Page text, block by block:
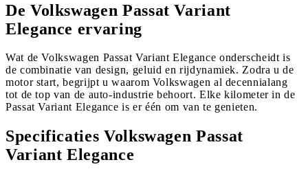
De Volkswagen Passat Variant
Elegance ervaring
Wat de Volkswagen Passat Variant Elegance onderscheidt is
de combinatie van design, geluid en rijdynamiek. Zodra u de
motor start, begrijpt u waarom Volkswagen al decennialang
tot de top van de auto-industrie behoort. Elke kilometer in de
Passat Variant Elegance is er één om van te genieten.
Specificaties Volkswagen Passat
Variant Elegance